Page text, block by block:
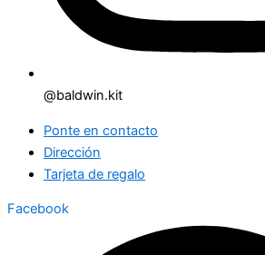
@baldwin.kit
Ponte en contacto
Dirección
Tarjeta de regalo
Facebook